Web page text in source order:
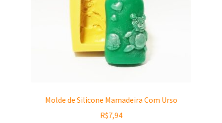
Molde de Silicone Mamadeira Com Urso
R$7,94